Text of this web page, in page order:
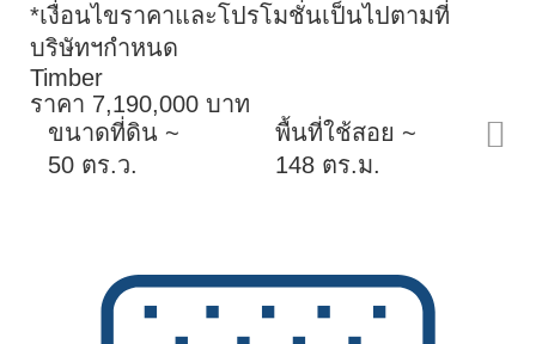
*เงื่อนไขราคาและโปรโมชั่นเป็นไปตามที่
บริษัทฯกำหนด
Timber
ราคา 7,190,000 บาท
ขนาดที่ดิน ~
50 ตร.ว.
พื้นที่ใช้สอย ~
148 ตร.ม.